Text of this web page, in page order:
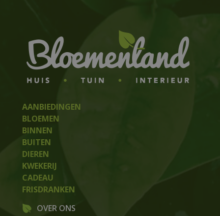
AANBIEDINGEN
BLOEMEN
BINNEN
BUITEN
DIEREN
KWEKERIJ
CADEAU
FRISDRANKEN
OVER ONS